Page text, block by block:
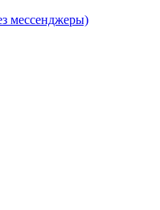
мессенджеры)